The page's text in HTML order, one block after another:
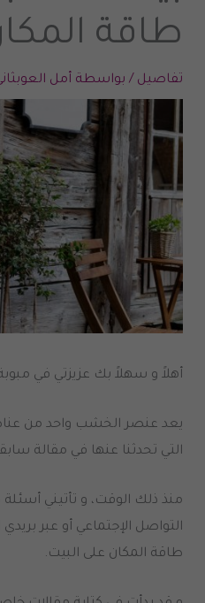
طاقة
تفاصيل / بواسطة أمل
أهلاً و سهلاً بك عزيزتي في
يعد عنصر الخشب واحد من
التي تحدثنا عنها في مقالة
منذ ذلك الوقت، و تأتيني
التواصل الإجتماعي أو عبر
طاقة المكان على البيت.